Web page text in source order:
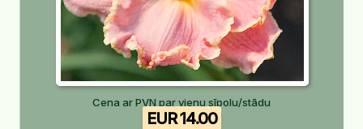
Cena ar PVN par vienu sīpolu/stādu
EUR 14.00